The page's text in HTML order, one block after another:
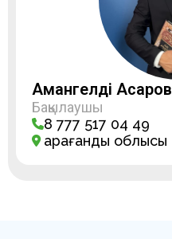
Амангелді Асқаров
Бақылаушы
8 777 517 04 49
Қарағанды облысы